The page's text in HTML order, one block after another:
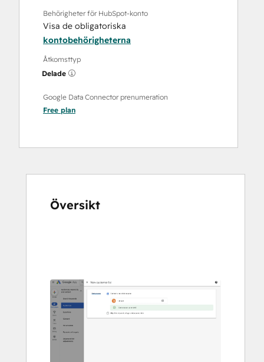
Behörigheter för HubSpot-konto
Visa de obligatoriska
kontobehörigheterna
Åtkomsttyp
Delade
Google Data Connector prenumeration
Free plan
Översikt
se
andra
alternativ